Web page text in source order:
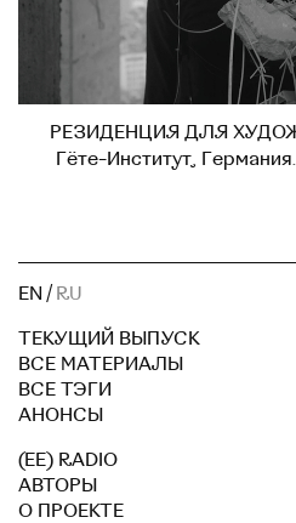
РЕЗИДЕНЦИЯ ДЛЯ
Гёте-Институт,
EN / RU
ТЕКУЩИЙ ВЫПУСК
ВСЕ МАТЕРИАЛЫ
ВСЕ ТЭГИ
АНОНСЫ
(EE) RADIO
АВТОРЫ
О ПРОЕКТЕ